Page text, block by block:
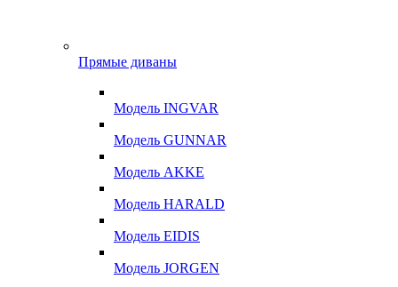
Прямые диваны
Модель INGVAR
Модель GUNNAR
Модель AKKE
Модель HARALD
Модель EIDIS
Модель JORGEN